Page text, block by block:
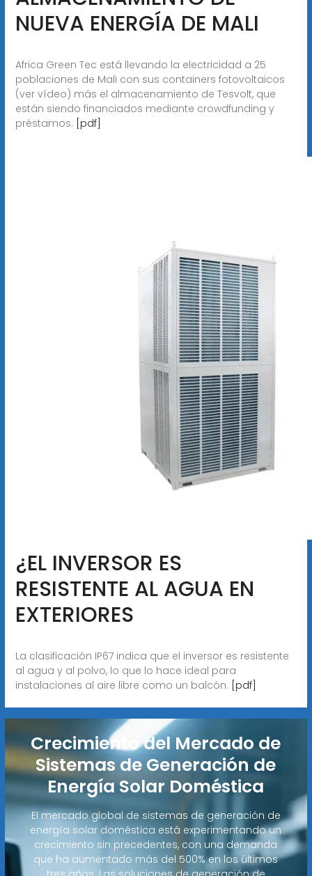
NUEVA ENERGÍA DE MALI
Africa Green Tec está llevando la electricidad a 25
poblaciones de Mali con sus containers fotovoltaicos
(ver vídeo) más el almacenamiento de Tesvolt, que
están siendo financiados mediante crowdfunding y
préstamos. [pdf]
¿EL INVERSOR ES
RESISTENTE AL AGUA EN
EXTERIORES
La clasificación IP67 indica que el inversor es resistente
al agua y al polvo, lo que lo hace ideal para
instalaciones al aire libre como un balcón. [pdf]
Crecimiento del Mercado de
Sistemas de Generación de
Energía Solar Doméstica
El mercado global de sistemas de generación de
energía solar doméstica está experimentando un
crecimiento sin precedentes, con una demanda
que ha aumentado más del 500% en los últimos